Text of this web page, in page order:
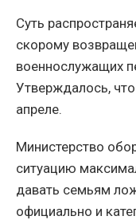
Суть
скорому
военнослужащих
Утверждалось,
апреле.
Министерство
ситуацию
давать семьям
официально и